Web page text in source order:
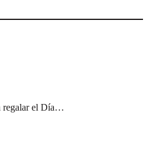
regalar el Día…